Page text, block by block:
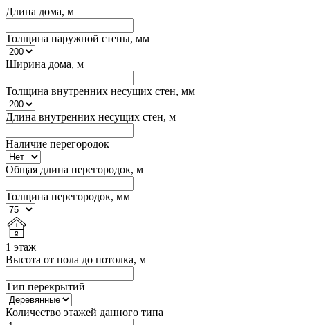
Длина дома, м
Толщина наружной стены, мм
Ширина дома, м
Толщина внутренних несущих стен, мм
Длина внутренних несущих стен, м
Наличие перегородок
Общая длина перегородок, м
Толщина перегородок, мм
1 этаж
Высота от пола до потолка, м
Тип перекрытий
Количество этажей данного типа